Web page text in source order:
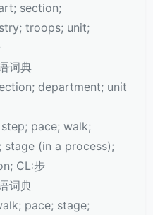
section;
troops; unit;
词典
department; unit
step; pace; walk;
stage (in a process);
CL:步
词典
pace; stage;